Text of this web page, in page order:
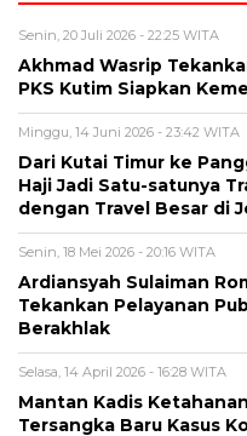
Senin, 20 Juli 2026 - 22:25 WITA
Akhmad Wasrip
PKS Kutim Siapkan
Minggu, 14 Juni 2026 - 23:42 WITA
Dari Kutai Timur ke
Haji Jadi Satu-satunya
dengan Travel Besar di
Senin, 18 Mei 2026 - 20:16 WITA
Ardiansyah Sulaiman
Tekankan Pelayanan
Berakhlak
Selasa, 14 April 2026 - 16:28 WITA
Mantan Kadis
Tersangka Baru Kasus